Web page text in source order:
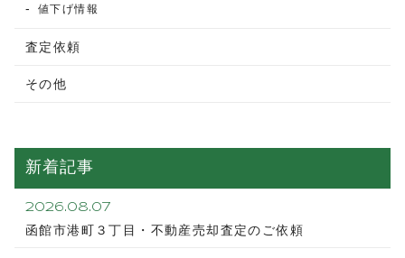
値下げ情報
査定依頼
その他
新着記事
2026.08.07
函館市港町３丁目・不動産売却査定のご依頼